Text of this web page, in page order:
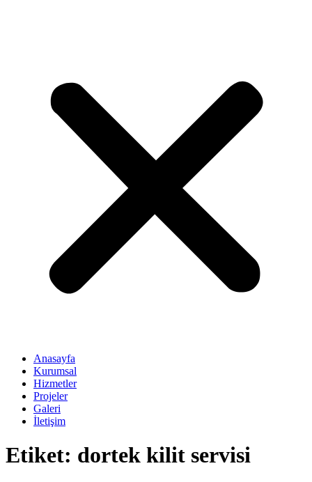
Anasayfa
Kurumsal
Hizmetler
Projeler
Galeri
İletişim
Etiket: dortek kilit servisi